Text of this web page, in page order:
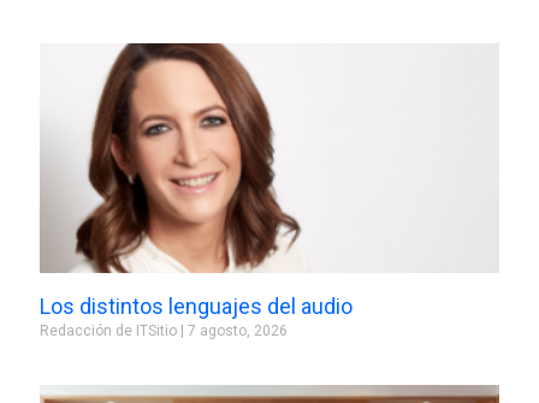
Los distintos lenguajes del audio
Redacción de ITSitio 7 agosto, 2026